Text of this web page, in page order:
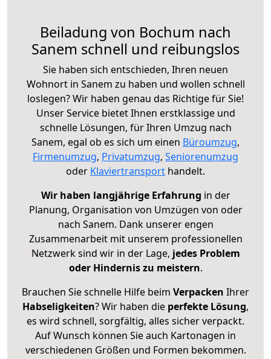
Beiladung von Bochum nach
Sanem schnell und reibungslos
Sie haben sich entschieden, Ihren neuen
Wohnort in Sanem zu haben und wollen schnell
loslegen? Wir haben genau das Richtige für Sie!
Unser Service bietet Ihnen erstklassige und
schnelle Lösungen, für Ihren Umzug nach
Sanem, egal ob es sich um einen Büroumzug,
Firmenumzug, Privatumzug, Seniorenumzug
oder Klaviertransport handelt.
Wir haben langjährige Erfahrung in der
Planung, Organisation von Umzügen von oder
nach Sanem. Dank unserer engen
Zusammenarbeit mit unserem professionellen
Netzwerk sind wir in der Lage, jedes Problem
oder Hindernis zu meistern.
Brauchen Sie schnelle Hilfe beim Verpacken Ihrer
Habseligkeiten? Wir haben die perfekte Lösung,
es wird schnell, sorgfältig, alles sicher verpackt.
Auf Wunsch können Sie auch Kartonagen in
verschiedenen Größen und Formen bekommen.